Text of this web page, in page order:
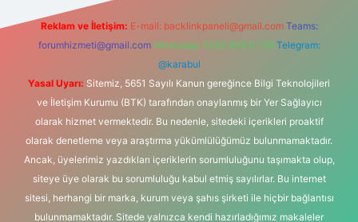
Reklam ve İletişim: E-mail: backlinkpaneli@gmail.com Teams:
forumhizmeti@gmail.com Whatsapp: 0262 606 0 726 Telegram:
@karabul
Yasal Uyarı: Sitemiz, 5651 Sayılı Kanun gereğince Bilgi Teknolojileri
ve İletişim Kurumu (BTK) tarafından onaylanmış bir Yer Sağlayıcı
olarak hizmet vermektedir. Bu nedenle, sitedeki içerikleri proaktif
olarak denetleme veya araştırma yükümlülüğümüz bulunmamaktadır.
Ancak, üyelerimiz yazdıkları içeriklerin sorumluluğunu taşımakta olup,
siteye üye olarak bu sorumluluğu kabul etmiş sayılırlar. Bu internet
sitesi, herhangi bir marka, kurum veya şahıs şirketi ile hiçbir bağlantısı
bulunmamaktadır. Sitede yalnızca kendi hazırladığımız makaleler